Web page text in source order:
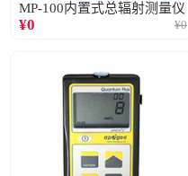
MP-100内置式总辐射测量仪
¥0 ¥0